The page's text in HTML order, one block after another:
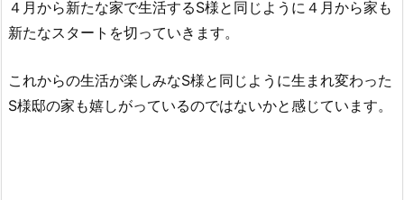
４月から新たな家で生活するS様と同じように４月から家も
新たなスタートを切っていきます。
これからの生活が楽しみなS様と同じように生まれ変わった
S様邸の家も嬉しがっているのではないかと感じています。